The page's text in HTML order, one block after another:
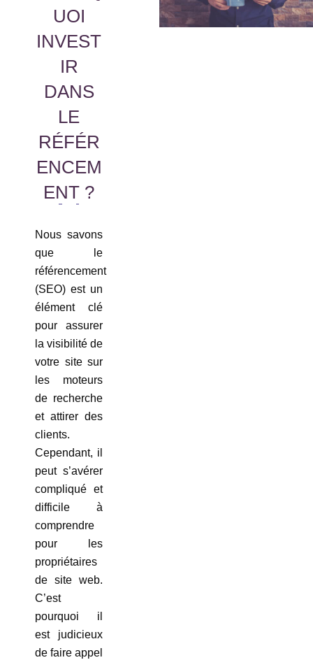
UOI
INVEST
IR
DANS
LE
RÉFÉR
ENCEM
ENT ?
Nous savons
que le
référencement
(SEO) est un
élément clé
pour assurer
la visibilité de
votre site sur
les moteurs
de recherche
et attirer des
clients.
Cependant, il
peut s’avérer
compliqué et
difficile à
comprendre
pour les
propriétaires
de site web.
C’est
pourquoi il
est judicieux
de faire appel